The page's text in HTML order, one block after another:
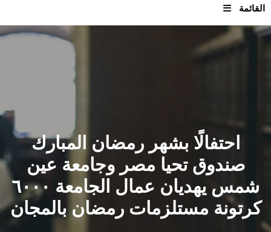
القائمة
القطاعـات
الشئون الأكاديمية
البحث العلمي
الرعاية الصحية
احتفالًا بشهر رمضان المبارك
صندوق تحيا مصر وجامعة عين
شمس يهديان عمال الجامعة ٦٠٠٠
كرتونة مستلزمات رمضان بالمجان